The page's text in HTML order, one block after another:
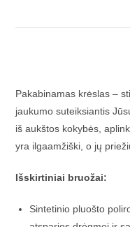
Pakabinamas krėslas –
jaukumo suteiksiantis
iš aukštos kokybės,
yra ilgaamžiški, o jų
Išskirtiniai bruožai:
Sintetinio pluošto